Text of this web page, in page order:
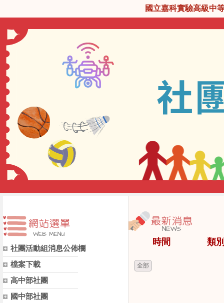
國立嘉科實驗高級中
社團活動組消息公佈欄
檔案下載
高中部社團
國中部社團
時間 類
全部